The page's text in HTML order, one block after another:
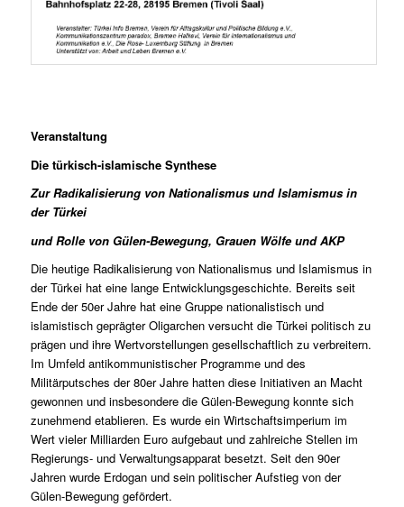
Veranstaltung
Die türkisch-islamische Synthese
Zur Radikalisierung von Nationalismus und Islamismus in
der Türkei
und Rolle von Gülen-Bewegung, Grauen Wölfe und AKP
Die heutige Radikalisierung von Nationalismus und Islamismus in
der Türkei hat eine lange Entwicklungsgeschichte. Bereits seit
Ende der 50er Jahre hat eine Gruppe nationalistisch und
islamistisch geprägter Oligarchen versucht die Türkei politisch zu
prägen und ihre Wertvorstellungen gesellschaftlich zu verbreitern.
Im Umfeld antikommunistischer Programme und des
Militärputsches der 80er Jahre hatten diese Initiativen an Macht
gewonnen und insbesondere die Gülen-Bewegung konnte sich
zunehmend etablieren. Es wurde ein Wirtschaftsimperium im
Wert vieler Milliarden Euro aufgebaut und zahlreiche Stellen im
Regierungs- und Verwaltungsapparat besetzt. Seit den 90er
Jahren wurde Erdogan und sein politischer Aufstieg von der
Gülen-Bewegung gefördert.